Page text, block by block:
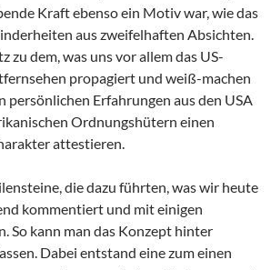
Kraft ebenso ein Motiv war, wie das
aus zweifelhaften Absichten.
zu dem, was uns vor allem das US-
propagiert und weiß-machen
persönlichen Erfahrungen aus den USA
Ordnungshütern einen
attestieren.
die dazu führten, was wir heute
kommentiert und mit einigen
So kann man das Konzept hinter
Dabei entstand eine zum einen